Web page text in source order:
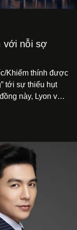
với nỗi sợ
Khiếm thính được
tới sự thiếu hụt
này, Lyon và
tên Lắng